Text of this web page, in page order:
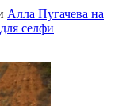
Алла Пугачева на
селфи